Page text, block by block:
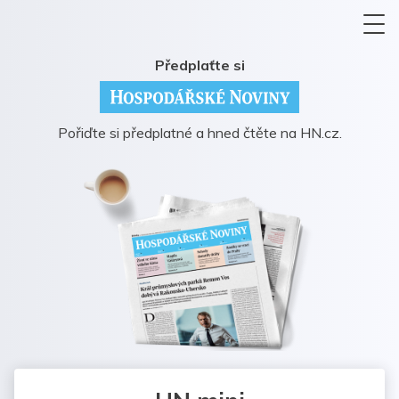
Předplaťte si
Pořiďte si předplatné a hned čtěte na HN.cz.